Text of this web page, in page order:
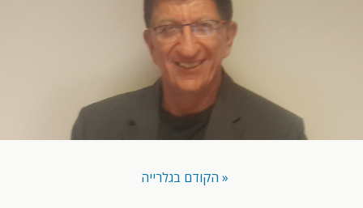
« הקודם בגלרייה